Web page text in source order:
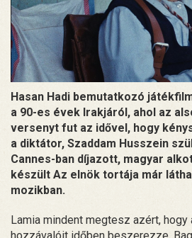
Hasan Hadi bemutatkozó
a 90-es évek Irakjáról, ahol az
versenyt fut az idővel, hogy
a diktátor, Szaddam Husszein
Cannes-ban díjazott, magyar
készült Az elnök tortája már
mozikban.
Lamia mindent megtesz azért, hogy